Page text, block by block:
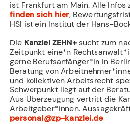
ist Frankfurt am Main. Alle Infos
finden sich hier,
HSI ist ein Institut der Hans-
Die Kanzlei ZEHN+sucht zum
Zeitpunkt eine*n
gerne Berufsanfänger*in in
Beratung von
und kollektiven Arbeitsrecht
Schwerpunkt liegt auf der
Aus Überzeugung vertritt die
Arbeitgeber*innen.
personal@zp-kanzlei.de